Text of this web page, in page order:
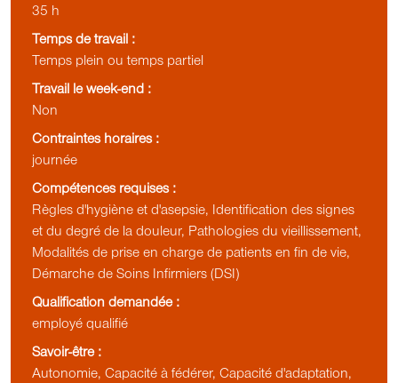
35 h
Temps de travail :
Temps plein ou temps partiel
Travail le week-end :
Non
Contraintes horaires :
journée
Compétences requises :
Règles d'hygiène et d'asepsie, Identification des signes
et du degré de la douleur, Pathologies du vieillissement,
Modalités de prise en charge de patients en fin de vie,
Démarche de Soins Infirmiers (DSI)
Qualification demandée :
employé qualifié
Savoir-être :
Autonomie, Capacité à fédérer, Capacité d'adaptation,